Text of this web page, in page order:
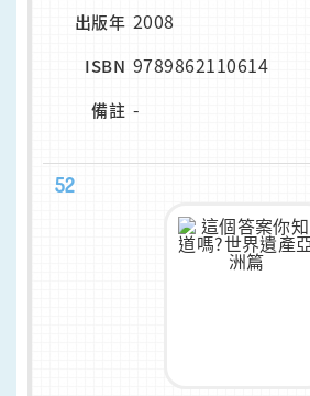
出版年 2008
ISBN 9789862110614
備註 -
52